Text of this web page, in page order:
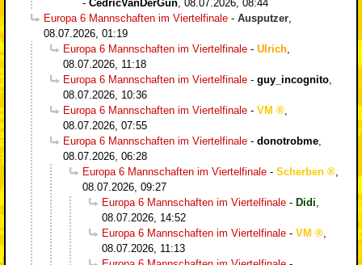
- CedricVanDerGun, 08.07.2026, 08:44
Europa 6 Mannschaften im Viertelfinale - Ausputzer,
08.07.2026, 01:19
Europa 6 Mannschaften im Viertelfinale - Ulrich,
08.07.2026, 11:18
Europa 6 Mannschaften im Viertelfinale - guy_incognito,
08.07.2026, 10:36
Europa 6 Mannschaften im Viertelfinale - VM
,
08.07.2026, 07:55
Europa 6 Mannschaften im Viertelfinale - donotrobme,
08.07.2026, 06:28
Europa 6 Mannschaften im Viertelfinale - Scherben
,
08.07.2026, 09:27
Europa 6 Mannschaften im Viertelfinale - Didi,
08.07.2026, 14:52
Europa 6 Mannschaften im Viertelfinale - VM
,
08.07.2026, 11:13